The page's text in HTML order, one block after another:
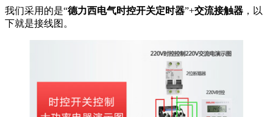
我们采用的是“德力西电气时控开关定时器”+交流接触器 ，以
下就是接线图。